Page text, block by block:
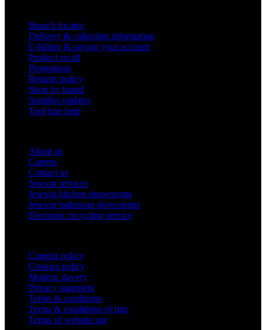
Branch locator
Delivery & collection information
E-billing & paying your account
Product recall
Promotions
Returns policy
Shop by brand
Supplier updates
Tool hire help
About us
Careers
Contact us
Jewson services
Jewson kitchen showrooms
Jewson bathroom showrooms
Electronic recycling service
Content policy
Cookies policy
Modern slavery
Privacy statement
Terms & conditions
Terms & conditions of hire
Terms of website use